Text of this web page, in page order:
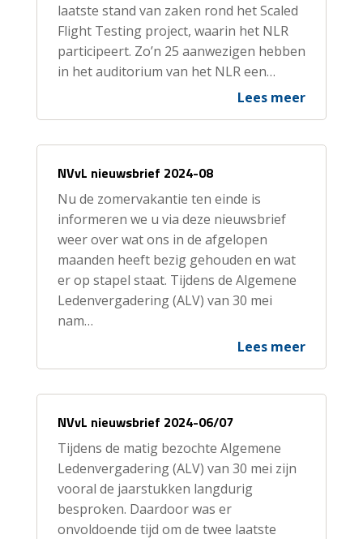
laatste stand van zaken rond het Scaled
Flight Testing project, waarin het NLR
participeert. Zo’n 25 aanwezigen hebben
in het auditorium van het NLR een…
Lees meer
NVvL nieuwsbrief 2024-08
Nu de zomervakantie ten einde is
informeren we u via deze nieuwsbrief
weer over wat ons in de afgelopen
maanden heeft bezig gehouden en wat
er op stapel staat. Tijdens de Algemene
Ledenvergadering (ALV) van 30 mei
nam…
Lees meer
NVvL nieuwsbrief 2024-06/07
Tijdens de matig bezochte Algemene
Ledenvergadering (ALV) van 30 mei zijn
vooral de jaarstukken langdurig
besproken. Daardoor was er
onvoldoende tijd om de twee laatste